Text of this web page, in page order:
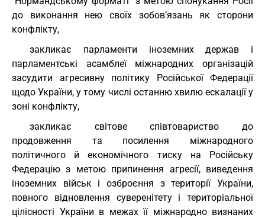
до виконання нею своїх зобов’язань як сторони
конфлікту,
закликає парламенти іноземних держав і
парламентські асамблеї міжнародних організацій
засудити агресивну політику Російської Федерації
щодо України, у тому числі останню хвилю ескалації у
зоні конфлікту,
закликає світове співтовариство до
продовження та посилення міжнародного
політичного й економічного тиску на Російську
Федерацію з метою припинення агресії, виведення
іноземних військ і озброєння з території України,
повного відновлення суверенітету і територіальної
цілісності України в межах її міжнародно визнаних